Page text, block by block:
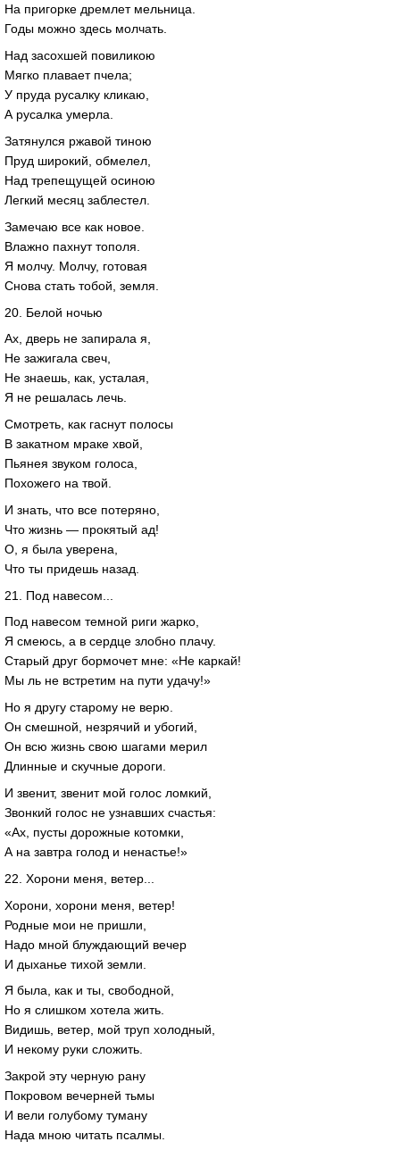
На пригорке дремлет мельница.
Годы можно здесь молчать.
Над засохшей повиликою
Мягко плавает пчела;
У пруда русалку кликаю,
А русалка умерла.
Затянулся ржавой тиною
Пруд широкий, обмелел,
Над трепещущей осиною
Легкий месяц заблестел.
Замечаю все как новое.
Влажно пахнут тополя.
Я молчу. Молчу, готовая
Снова стать тобой, земля.
20. Белой ночью
Ах, дверь не запирала я,
Не зажигала свеч,
Не знаешь, как, усталая,
Я не решалась лечь.
Смотреть, как гаснут полосы
В закатном мраке хвой,
Пьянея звуком голоса,
Похожего на твой.
И знать, что все потеряно,
Что жизнь — прокятый ад!
О, я была уверена,
Что ты придешь назад.
21. Под навесом...
Под навесом темной риги жарко,
Я смеюсь, а в сердце злобно плачу.
Старый друг бормочет мне: «Не каркай!
Мы ль не встретим на пути удачу!»
Но я другу старому не верю.
Он смешной, незрячий и убогий,
Он всю жизнь свою шагами мерил
Длинные и скучные дороги.
И звенит, звенит мой голос ломкий,
Звонкий голос не узнавших счастья:
«Ах, пусты дорожные котомки,
А на завтра голод и ненастье!»
22. Хорони меня, ветер...
Хорони, хорони меня, ветер!
Родные мои не пришли,
Надо мной блуждающий вечер
И дыханье тихой земли.
Я была, как и ты, свободной,
Но я слишком хотела жить.
Видишь, ветер, мой труп холодный,
И некому руки сложить.
Закрой эту черную рану
Покровом вечерней тьмы
И вели голубому туману
Нада мною читать псалмы.